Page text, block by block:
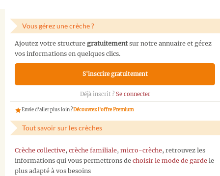
Vous gérez une crèche ?
Ajoutez votre structure gratuitementsur notre annuaire et gérez
vos informations en quelques clics.
S'inscrire gratuitement
Déjà inscrit ? Se connecter
Envie d'aller plus loin ?Découvrez l'offre Premium
Tout savoir sur les crèches
Crèche collective, crèche familiale, micro-crèche, retrouvez les
informations qui vous permettrons de choisir le mode de garde le
plus adapté à vos besoins